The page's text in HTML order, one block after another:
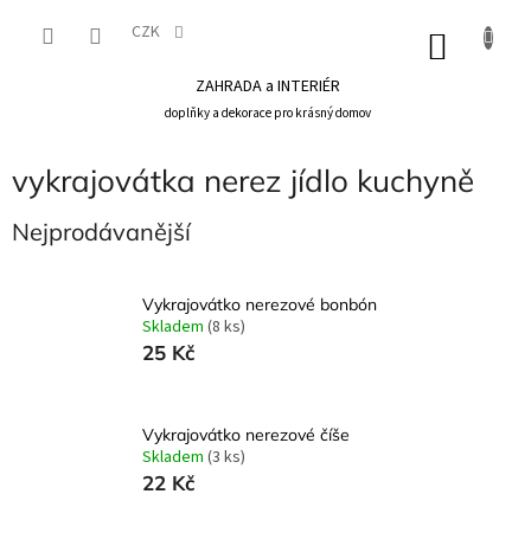
CZK
ZAHRADA a INTERIÉR
doplňky a dekorace pro krásný domov
vykrajovátka nerez jídlo kuchyně
Nejprodávanější
Vykrajovátko nerezové bonbón
Skladem (8 ks)
25 Kč
Vykrajovátko nerezové číše
Skladem (3 ks)
22 Kč